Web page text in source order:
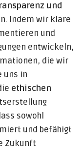
und
Indem wir klare
und
entwickeln,
die wir
uns in
ethischen
sowohl
und befähigt
Zukunft